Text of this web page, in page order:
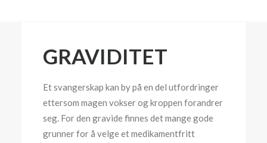
GRAVIDITET
Et svangerskap kan by på en del utfordringer
ettersom magen vokser og kroppen forandrer
seg. For den gravide finnes det mange gode
grunner for å velge et medikamentfritt